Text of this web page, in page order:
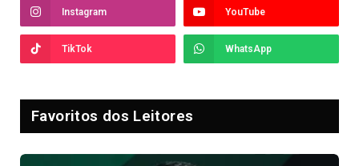
Instagram YouTube
TikTok WhatsApp
Favoritos dos Leitores